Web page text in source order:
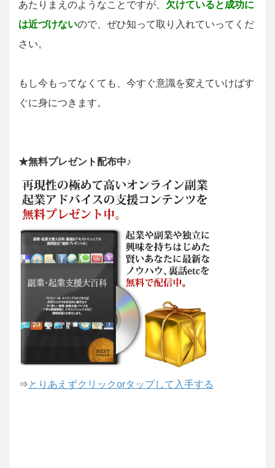
あたりまえのようなことですが、 欠けていると成功に
は近づけないので、ぜひ知って取り入れていってくだ
さい。
もし今もってなくても、今すぐ意識を変えていけばす
ぐに身につきます。
★無料プレゼント配布中♪
⇒とりあえずクリックorタップして入手する